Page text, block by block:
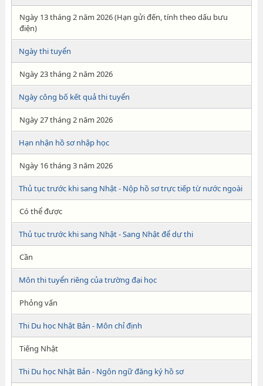
Ngày 13 tháng 2 năm 2026 (Hạn gửi đến, tính theo dấu bưu
điện)
Ngày thi tuyển
Ngày 23 tháng 2 năm 2026
Ngày công bố kết quả thi tuyển
Ngày 27 tháng 2 năm 2026
Hạn nhận hồ sơ nhập học
Ngày 16 tháng 3 năm 2026
Thủ tục trước khi sang Nhật - Nộp hồ sơ trực tiếp từ nước ngoài
Có thể được
Thủ tục trước khi sang Nhật - Sang Nhật để dự thi
Cần
Môn thi tuyển riêng của trường đại học
Phỏng vấn
Thi Du học Nhật Bản - Môn chỉ định
Tiếng Nhật
Thi Du học Nhật Bản - Ngôn ngữ đăng ký hồ sơ